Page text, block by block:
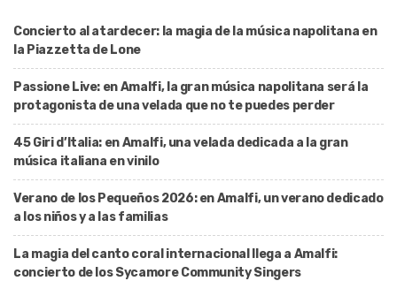
Concierto al atardecer: la magia de la música napolitana en
la Piazzetta de Lone
Passione Live: en Amalfi, la gran música napolitana será la
protagonista de una velada que no te puedes perder
45 Giri d’Italia: en Amalfi, una velada dedicada a la gran
música italiana en vinilo
Verano de los Pequeños 2026: en Amalfi, un verano dedicado
a los niños y a las familias
La magia del canto coral internacional llega a Amalfi:
concierto de los Sycamore Community Singers